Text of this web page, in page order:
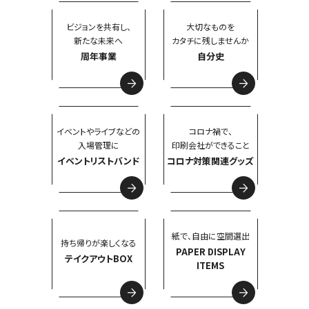
ビジョンを共有し、
新たな未来へ
周年事業
大切なものを
カタチに残しませんか
自分史
イベントやライブなどの
入場管理に
イベントリストバンド
コロナ禍で、
印刷会社ができること
コロナ対策関連グッズ
持ち帰りが楽しくなる
テイクアウトBOX
紙で、自由に空間選出
PAPER DISPLAY
ITEMS